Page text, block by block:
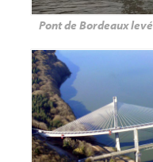
Pont de Bordeaux levé